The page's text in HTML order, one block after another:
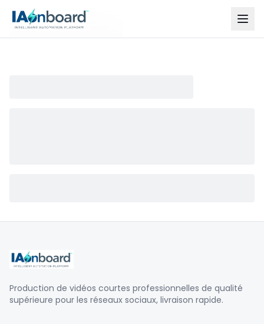
Production de vidéos courtes professionnelles de qualité
supérieure pour les réseaux sociaux, livraison rapide.